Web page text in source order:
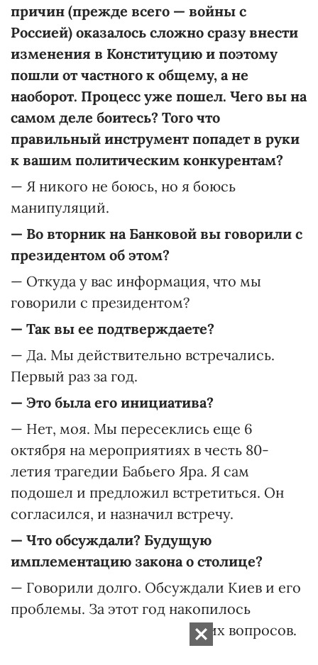
причин (прежде всего — войны с
Россией) оказалось сложно сразу внести
изменения в Конституцию и поэтому
пошли от частного к общему, а не
наоборот. Процесс уже пошел. Чего вы на
самом деле боитесь? Того что
правильный инструмент попадет в руки
к вашим политическим конкурентам?
— Я никого не боюсь, но я боюсь
манипуляций.
— Во вторник на Банковой вы говорили с
президентом об этом?
— Откуда у вас информация, что мы
говорили с президентом?
— Так вы ее подтверждаете?
— Да. Мы действительно встречались.
Первый раз за год.
— Это была его инициатива?
— Нет, моя. Мы пересеклись еще 6
октября на мероприятиях в честь 80-
летия трагедии Бабьего Яра. Я сам
подошел и предложил встретиться. Он
согласился, и назначил встречу.
— Что обсуждали? Будущую
имплементацию закона о столице?
— Говорили долго. Обсуждали Киев и его
проблемы. За этот год накопилось
огромное количество текущих вопросов.